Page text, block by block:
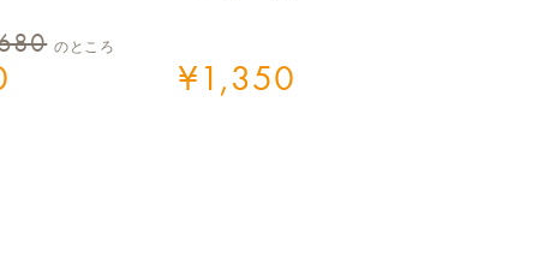
のところ
¥1,350